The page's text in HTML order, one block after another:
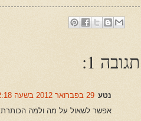
תגובה 1:
נטע 29 בפברואר 2012 בשעה 22:18
אפשר לשאול על מה ולמה